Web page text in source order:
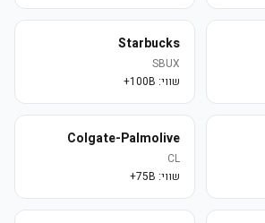
Starbucks
SBUX
שווי: 100B+
Colgate-Palmolive
CL
שווי: 75B+